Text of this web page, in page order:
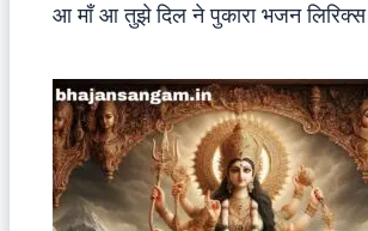
आ माँ आ तुझे दिल ने पुकारा भजन लिरिक्स